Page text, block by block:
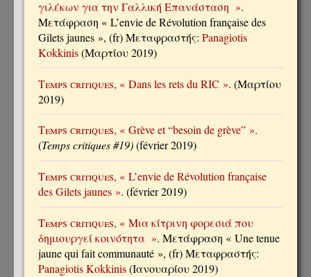
γιλέκων για την Γαλλική Επανάσταση ».
Μετάφραση « L’envie de Révolution française des
Gilets jaunes », (fr) Μεταφραστής: Panagiotis
Kokkinis(Μαρτίου 2019)
Temps critiques, « Dans les rets du RIC ». (Μαρτίου
2019)
Temps critiques, « Grève et “besoin de grève” ».
(Temps critiques #19)(février 2019)
Temps critiques, « L’envie de Révolution française
des Gilets jaunes ». (février 2019)
Temps critiques, « Μια κίτρινη φορεσιά που
δημιουργεί κοινότητα ». Μετάφραση « Une tenue
jaune qui fait communauté », (fr) Μεταφραστής:
Panagiotis Kokkinis(Ιανουαρίου 2019)